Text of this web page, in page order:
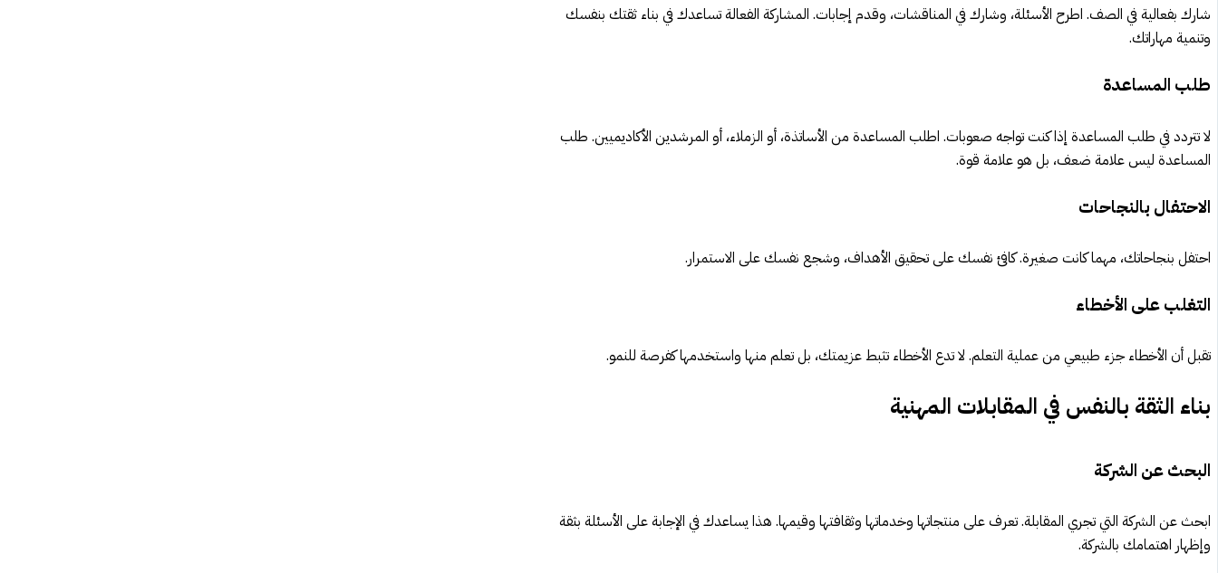
شارك بفعالية في الصف. اطرح الأسئلة، وشارك في المناقشات، وقدم إجابات. المشاركة الفعالة تساعدك في بناء ثقتك بنفسك
وتنمية مهاراتك.
طلب المساعدة
لا تتردد في طلب المساعدة إذا كنت تواجه صعوبات. اطلب المساعدة من الأساتذة، أو الزملاء، أو المرشدين الأكاديميين. طلب
المساعدة ليس علامة ضعف، بل هو علامة قوة.
الاحتفال بالنجاحات
احتفل بنجاحاتك، مهما كانت صغيرة. كافئ نفسك على تحقيق الأهداف، وشجع نفسك على الاستمرار.
التغلب على الأخطاء
تقبل أن الأخطاء جزء طبيعي من عملية التعلم. لا تدع الأخطاء تثبط عزيمتك، بل تعلم منها واستخدمها كفرصة للنمو.
بناء الثقة بالنفس في المقابلات المهنية
البحث عن الشركة
ابحث عن الشركة التي تجري المقابلة. تعرف على منتجاتها وخدماتها وثقافتها وقيمها. هذا يساعدك في الإجابة على الأسئلة بثقة
وإظهار اهتمامك بالشركة.